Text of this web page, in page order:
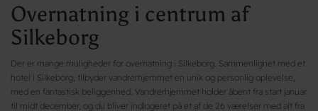
Overnatning i centrum af
Silkeborg
Der er mange muligheder for overnatning i Silkeborg. Sammenlignet med et
hotel i Silkeborg, tilbyder vandrerhjemmet en unik og personlig oplevelse,
med en fantastisk beliggenhed. Vandrerhjemmet holder åbent fra start januar
til midt december, og du bliver indlogeret på et af de 26 værelser med alt fra